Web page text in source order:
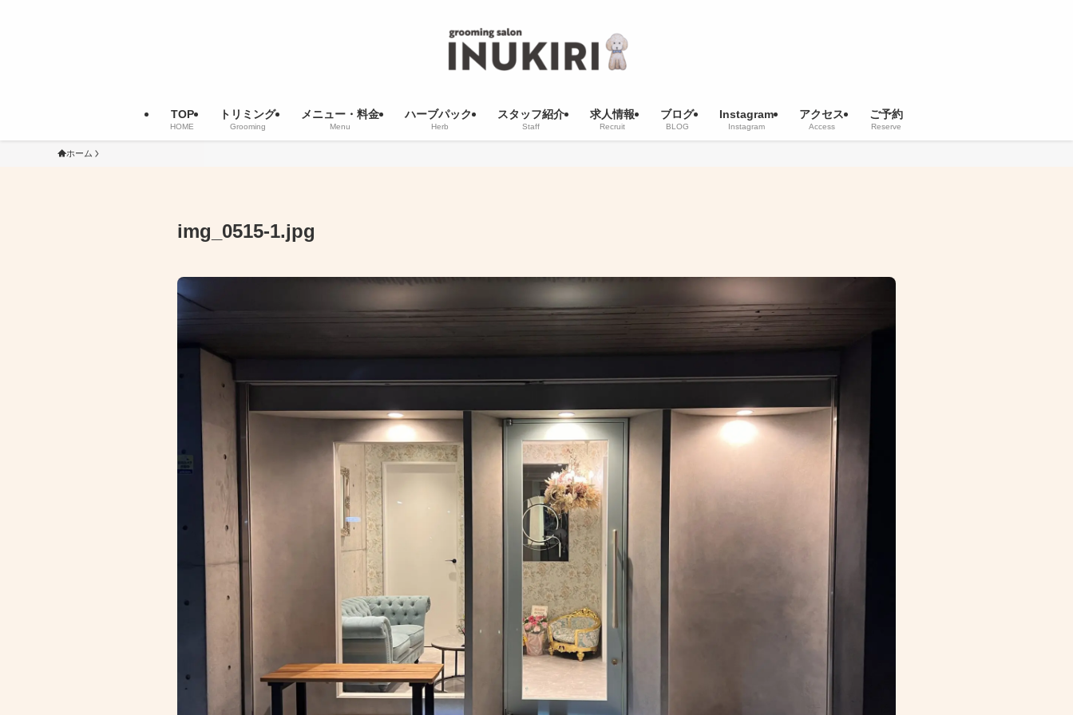
TOP
HOME
トリミング
Grooming
メニュー・料金
Menu
ハーブパック
Herb
スタッフ紹介
Staff
求人情報
Recruit
ブログ
BLOG
Instagram
Instagram
アクセス
Access
ご予約
Reserve
ホーム
img_0515-1.jpg